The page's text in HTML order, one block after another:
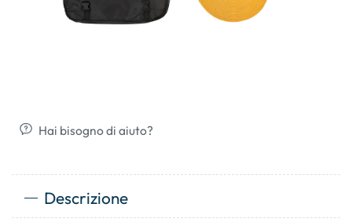
Hai bisogno di aiuto?
Descrizione